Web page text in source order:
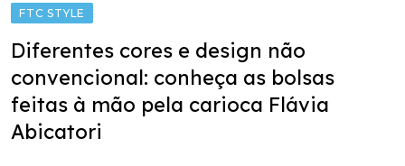
FTC STYLE
Diferentes cores e design não
convencional: conheça as bolsas
feitas à mão pela carioca Flávia
Abicatori